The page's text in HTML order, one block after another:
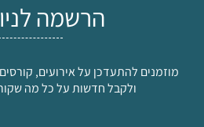
הרשמה
מוזמנים להתעדכן על אירועים,
ולקבל חדשות על כל מה